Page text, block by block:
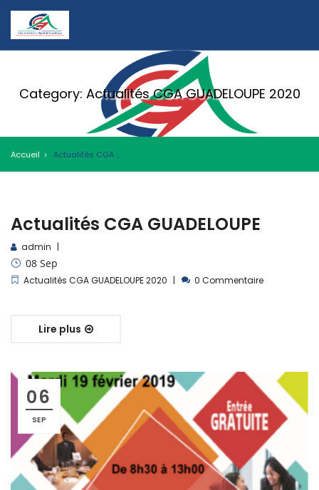
Category: Actualités CGA GUADELOUPE 2020
Accueil Actualités CGA GUADELOUPE 2020
Actualités CGA GUADELOUPE
admin
08 Sep
Actualités CGA GUADELOUPE 2020 0 Commentaire
Lire plus
06
SEP